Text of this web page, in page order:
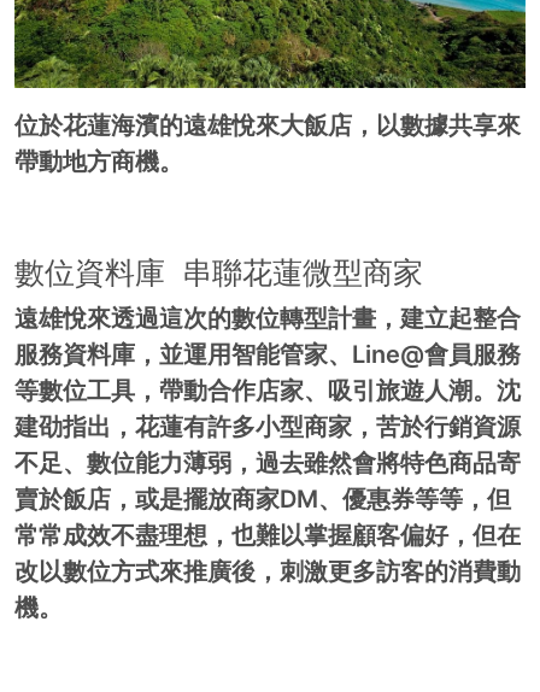
位於花蓮海濱的遠雄悅來大飯店，以數據共享來
帶動地方商機。
數位資料庫 串聯花蓮微型商家
遠雄悅來透過這次的數位轉型計畫，建立起整合
服務資料庫，並運用智能管家、Line@會員服務
等數位工具，帶動合作店家、吸引旅遊人潮。沈
建劭指出，花蓮有許多小型商家，苦於行銷資源
不足、數位能力薄弱，過去雖然會將特色商品寄
賣於飯店，或是擺放商家DM、優惠券等等，但
常常成效不盡理想，也難以掌握顧客偏好，但在
改以數位方式來推廣後，刺激更多訪客的消費動
機。